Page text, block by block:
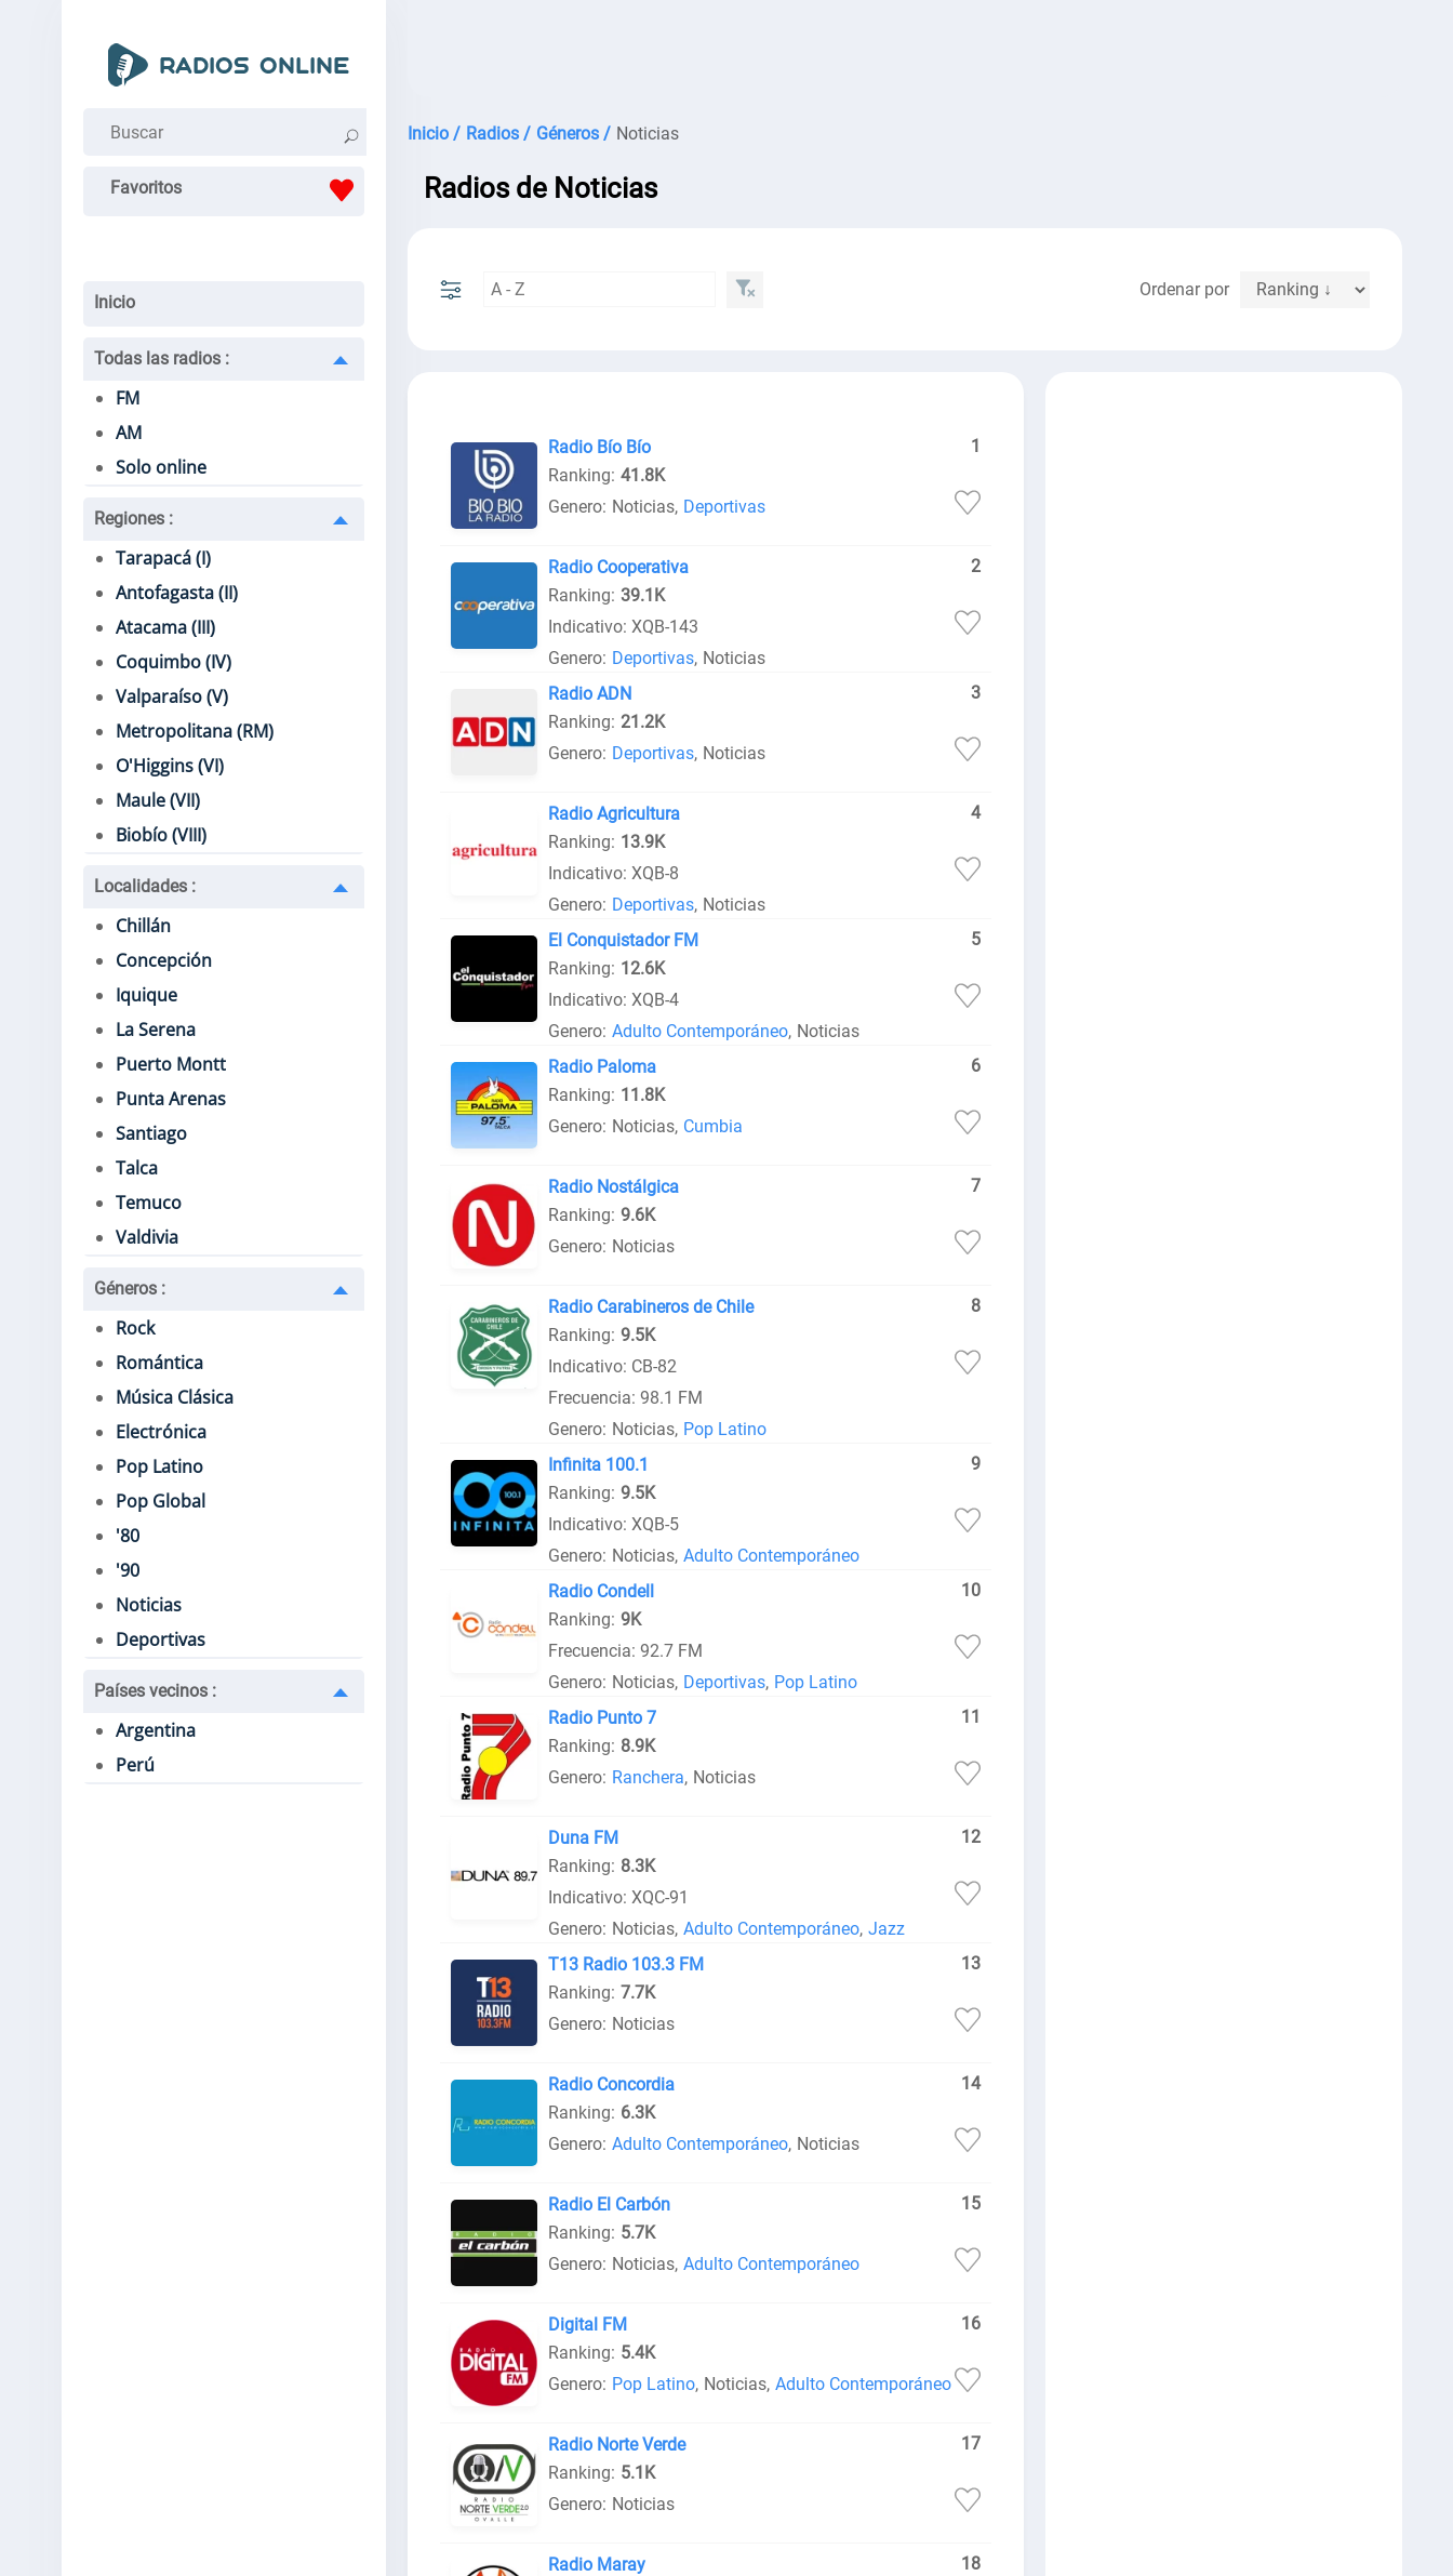
Favoritos
Inicio
Todas las radios :
FM
AM
Solo online
Regiones :
Tarapacá (I)
Antofagasta (II)
Atacama (III)
Coquimbo (IV)
Valparaíso (V)
Metropolitana (RM)
O'Higgins (VI)
Maule (VII)
Biobío (VIII)
Localidades :
Chillán
Concepción
Iquique
La Serena
Puerto Montt
Punta Arenas
Santiago
Talca
Temuco
Valdivia
Géneros :
Rock
Romántica
Música Clásica
Electrónica
Pop Latino
Pop Global
'80
'90
Noticias
Deportivas
Países vecinos :
Argentina
Perú
Inicio / Radios / Géneros / Noticias
Radios de Noticias
Ordenar por
Radio Bío Bío
1
Ranking: 41.8K
Genero: Noticias, Deportivas
Radio Cooperativa
2
Ranking: 39.1K
Indicativo: XQB-143
Genero: Deportivas, Noticias
Radio ADN
3
Ranking: 21.2K
Genero: Deportivas, Noticias
Radio Agricultura
4
Ranking: 13.9K
Indicativo: XQB-8
Genero: Deportivas, Noticias
El Conquistador FM
5
Ranking: 12.6K
Indicativo: XQB-4
Genero: Adulto Contemporáneo, Noticias
Radio Paloma
6
Ranking: 11.8K
Genero: Noticias, Cumbia
Radio Nostálgica
7
Ranking: 9.6K
Genero: Noticias
Radio Carabineros de Chile
8
Ranking: 9.5K
Indicativo: CB-82
Frecuencia: 98.1 FM
Genero: Noticias, Pop Latino
Infinita 100.1
9
Ranking: 9.5K
Indicativo: XQB-5
Genero: Noticias, Adulto Contemporáneo
Radio Condell
10
Ranking: 9K
Frecuencia: 92.7 FM
Genero: Noticias, Deportivas, Pop Latino
Radio Punto 7
11
Ranking: 8.9K
Genero: Ranchera, Noticias
Duna FM
12
Ranking: 8.3K
Indicativo: XQC-91
Genero: Noticias, Adulto Contemporáneo, Jazz
T13 Radio 103.3 FM
13
Ranking: 7.7K
Genero: Noticias
Radio Concordia
14
Ranking: 6.3K
Genero: Adulto Contemporáneo, Noticias
Radio El Carbón
15
Ranking: 5.7K
Genero: Noticias, Adulto Contemporáneo
Digital FM
16
Ranking: 5.4K
Genero: Pop Latino, Noticias, Adulto Contemporáneo
Radio Norte Verde
17
Ranking: 5.1K
Genero: Noticias
Radio Maray
18